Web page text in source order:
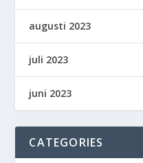
augusti 2023
juli 2023
juni 2023
CATEGORIES